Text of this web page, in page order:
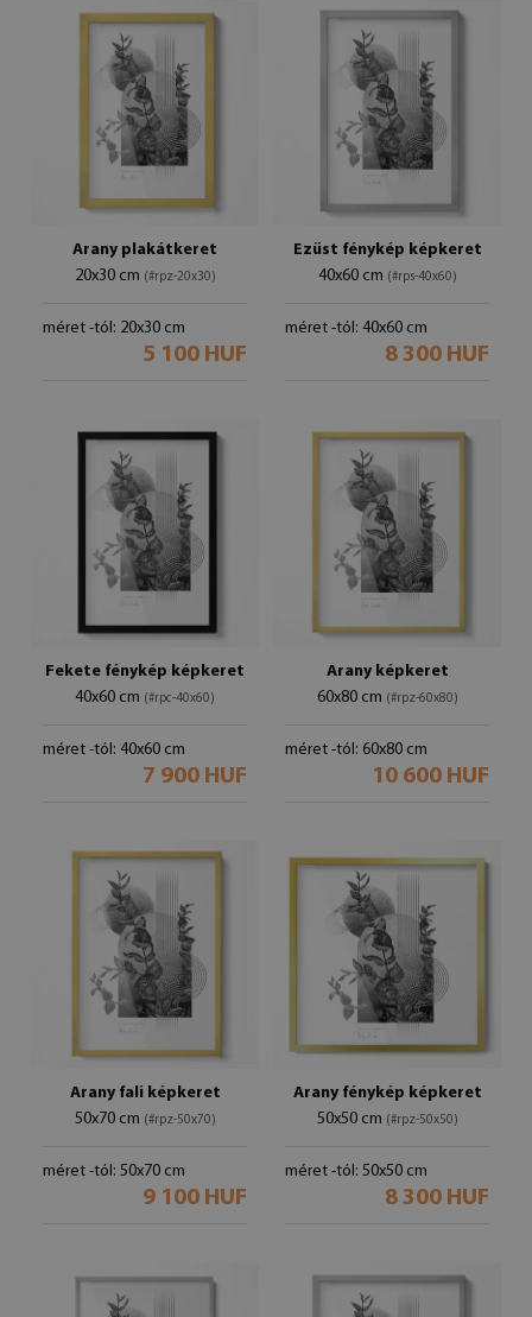
Arany plakátkeret
20x30 cm (#rpz-20x30)
méret -tól: 20x30 cm
5 100 HUF
Ezüst fénykép képkeret
40x60 cm (#rps-40x60)
méret -tól: 40x60 cm
8 300 HUF
Fekete fénykép képkeret
40x60 cm (#rpc-40x60)
méret -tól: 40x60 cm
7 900 HUF
Arany képkeret
60x80 cm (#rpz-60x80)
méret -tól: 60x80 cm
10 600 HUF
Arany fali képkeret
50x70 cm (#rpz-50x70)
méret -tól: 50x70 cm
9 100 HUF
Arany fénykép képkeret
50x50 cm (#rpz-50x50)
méret -tól: 50x50 cm
8 300 HUF